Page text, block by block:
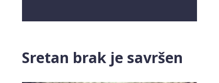
Sretan brak je savršen